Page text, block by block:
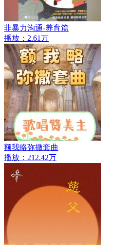
非暴力沟通-养育篇
播放：2.61万
额我略弥撒套曲
播放：212.42万